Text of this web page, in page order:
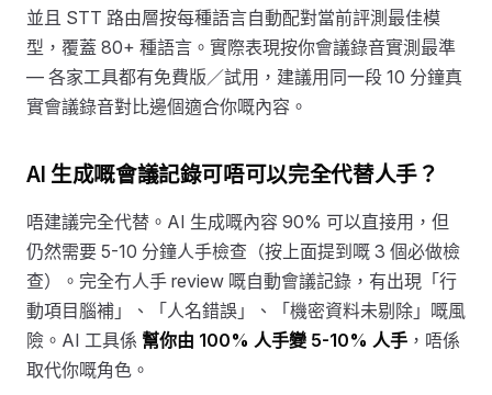
並且 STT 路由層按每種語言自動配對當前評測最佳模
型，覆蓋 80+ 種語言。實際表現按你會議錄音實測最準
— 各家工具都有免費版／試用，建議用同一段 10 分鐘真
實會議錄音對比邊個適合你嘅內容。
AI 生成嘅會議記錄可唔可以完全代替人手？
唔建議完全代替。AI 生成嘅內容 90% 可以直接用，但
仍然需要 5-10 分鐘人手檢查（按上面提到嘅 3 個必做檢
查）。完全冇人手 review 嘅自動會議記錄，有出現「行
動項目腦補」、「人名錯誤」、「機密資料未剔除」嘅風
險。AI 工具係 幫你由 100% 人手變 5-10% 人手 ，唔係
取代你嘅角色。